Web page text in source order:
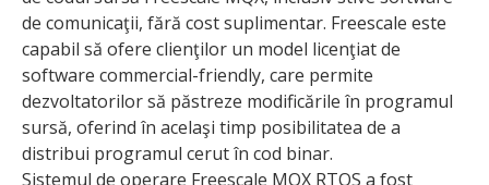
de comunicaţii, fără cost suplimentar. Freescale este
capabil să ofere clienţilor un model licenţiat de
software commercial-friendly, care permite
dezvoltatorilor să păstreze modificările în programul
sursă, oferind în acelaşi timp posibilitatea de a
distribui programul cerut în cod binar.
Sistemul de operare Freescale MQX RTOS a fost